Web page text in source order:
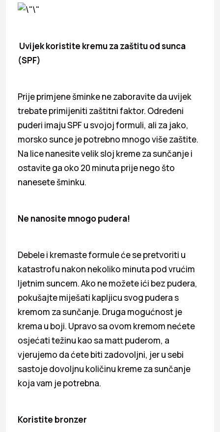
Uvijek koristite kremu za zaštitu od sunca
(SPF)
Prije primjene šminke ne zaboravite da uvijek
trebate primijeniti zaštitni faktor. Određeni
puderi imaju SPF u svojoj formuli, ali za jako,
morsko sunce je potrebno mnogo više zaštite.
Na lice nanesite velik sloj kreme za sunčanje i
ostavite ga oko 20 minuta prije nego što
nanesete šminku.
Ne nanosite mnogo pudera!
Debele i kremaste formule će se pretvoriti u
katastrofu nakon nekoliko minuta pod vrućim
ljetnim suncem. Ako ne možete ići bez pudera,
pokušajte miješati kapljicu svog pudera s
kremom za sunčanje. Druga mogućnost je
krema u boji. Upravo sa ovom kremom nećete
osjećati težinu kao sa matt puderom, a
vjerujemo da ćete biti zadovoljni, jer u sebi
sastoje dovoljnu količinu kreme za sunčanje
koja vam je potrebna.
Koristite bronzer